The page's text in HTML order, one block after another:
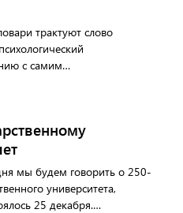
трактуют слово
с самим…
мы будем говорить о 250-
университета,
25 декабря.…